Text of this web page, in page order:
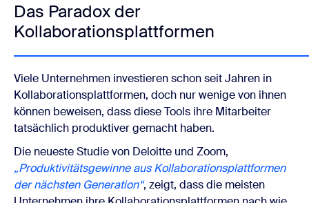
Das Paradox der
Kollaborationsplattformen
Viele Unternehmen investieren schon seit Jahren in
Kollaborationsplattformen, doch nur wenige von ihnen
können beweisen, dass diese Tools ihre Mitarbeiter
tatsächlich produktiver gemacht haben.
Die neueste Studie von Deloitte und Zoom,
„Produktivitätsgewinne aus Kollaborationsplattformen
der nächsten Generation“, zeigt, dass die meisten